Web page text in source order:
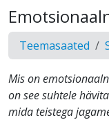
Teemasaated
Mis on
on see suhtele
mida teistega